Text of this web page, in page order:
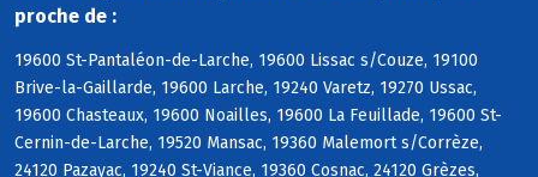
proche de :
19600 St-Pantaléon-de-Larche, 19600 Lissac s/Couze, 19100
Brive-la-Gaillarde, 19600 Larche, 19240 Varetz, 19270 Ussac,
19600 Chasteaux, 19600 Noailles, 19600 La Feuillade, 19600 St-
Cernin-de-Larche, 19520 Mansac, 19360 Malemort s/Corrèze,
24120 Pazayac, 19240 St-Viance, 19360 Cosnac, 24120 Grèzes,